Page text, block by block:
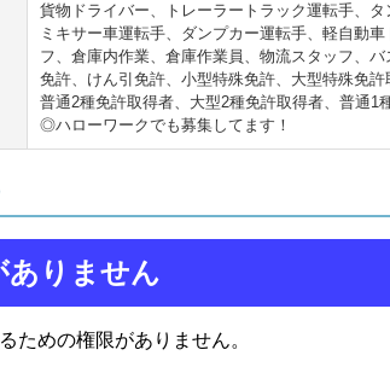
貨物ドライバー、トレーラートラック運転手、
ミキサー車運転手、ダンプカー運転手、軽自動
フ、倉庫内作業、倉庫作業員、物流スタッフ、
免許、けん引免許、小型特殊免許、大型特殊免許
普通2種免許取得者、大型2種免許取得者、普通1
◎ハローワークでも募集してます！